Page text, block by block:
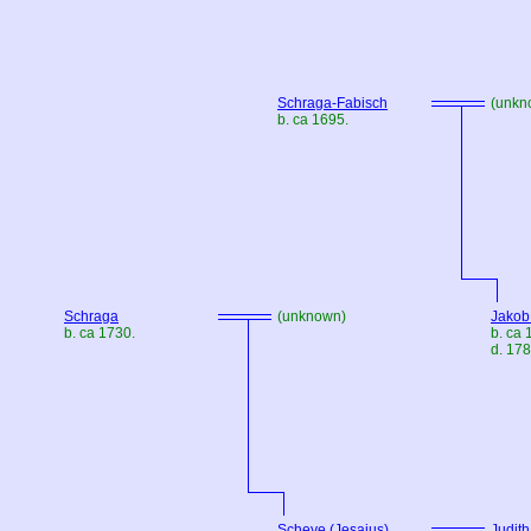
Schraga-Fabisch
b. ca 1695.
Schraga
b. ca 1730.
(unknown)
b. ca
d.